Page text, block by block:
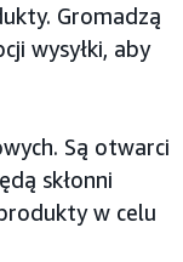
Gromadzą
wysyłki, aby
Są otwarci
skłonni
w celu